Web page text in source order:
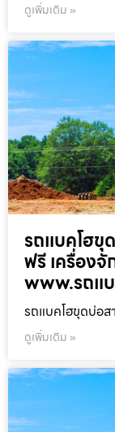
ดูเพิ่มเติม »
รถแบคโฮขุ
ฟรี เครื่อง
www.รถแ
รถแบคโฮขุดบ่อส
ดูเพิ่มเติม »